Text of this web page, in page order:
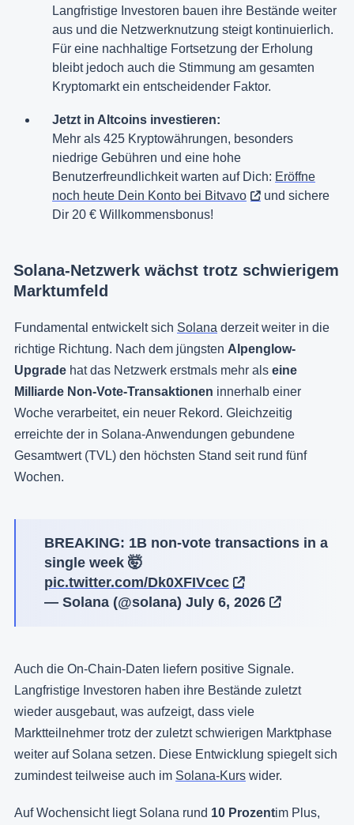
Langfristige Investoren bauen ihre Bestände weiter
aus und die Netzwerknutzung steigt kontinuierlich.
Für eine nachhaltige Fortsetzung der Erholung
bleibt jedoch auch die Stimmung am gesamten
Kryptomarkt ein entscheidender Faktor.
Jetzt in Altcoins investieren:
Mehr als 425 Kryptowährungen, besonders
niedrige Gebühren und eine hohe
Benutzerfreundlichkeit warten auf Dich: Eröffne
noch heute Dein Konto bei Bitvavo
und sichere
Dir 20 € Willkommensbonus!
Solana-Netzwerk wächst trotz schwierigem
Marktumfeld
Fundamental entwickelt sich Solana derzeit weiter in die
richtige Richtung. Nach dem jüngsten Alpenglow-
Upgrade hat das Netzwerk erstmals mehr als eine
Milliarde Non-Vote-Transaktionen innerhalb einer
Woche verarbeitet, ein neuer Rekord. Gleichzeitig
erreichte der in Solana-Anwendungen gebundene
Gesamtwert (TVL) den höchsten Stand seit rund fünf
Wochen.
BREAKING: 1B non-vote transactions in a
single week 🤯
pic.twitter.com/Dk0XFIVcec
— Solana (@solana) July 6, 2026
Auch die On-Chain-Daten liefern positive Signale.
Langfristige Investoren haben ihre Bestände zuletzt
wieder ausgebaut, was aufzeigt, dass viele
Marktteilnehmer trotz der zuletzt schwierigen Marktphase
weiter auf Solana setzen. Diese Entwicklung spiegelt sich
zumindest teilweise auch im Solana-Kurs wider.
Auf Wochensicht liegt Solana rund 10 Prozentim Plus,